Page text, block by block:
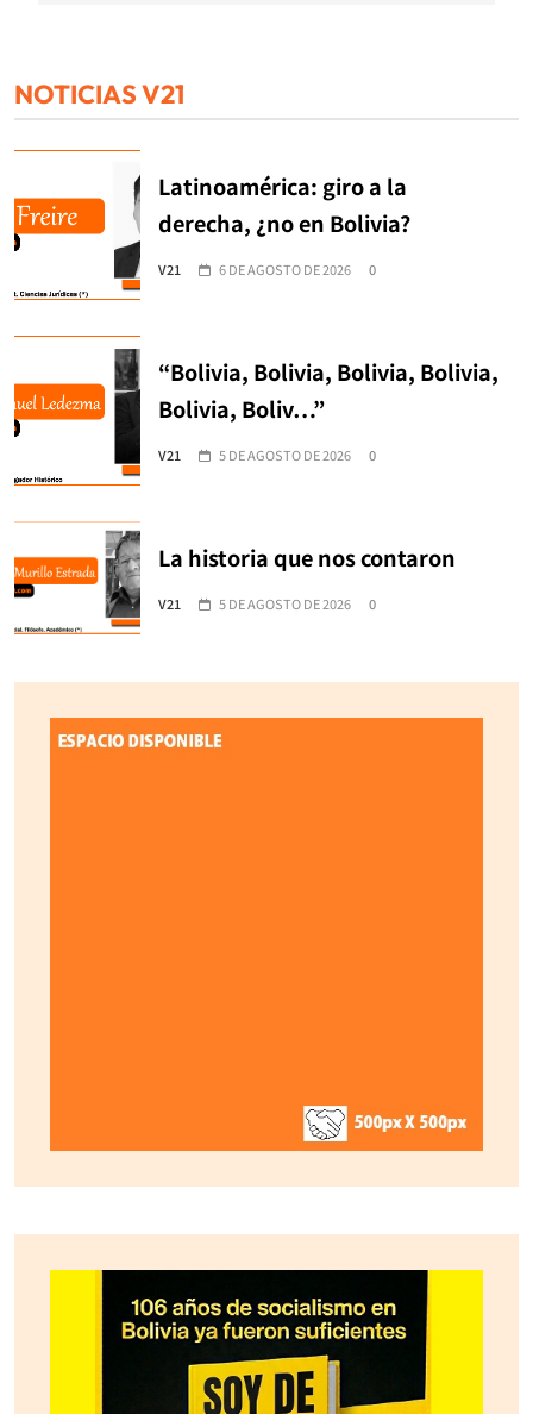
NOTICIAS V21
Latinoamérica: giro a la
derecha, ¿no en Bolivia?
V21 6 DE AGOSTO DE 2026 0
“Bolivia, Bolivia, Bolivia, Bolivia,
Bolivia, Boliv…”
V21 5 DE AGOSTO DE 2026 0
La historia que nos contaron
V21 5 DE AGOSTO DE 2026 0